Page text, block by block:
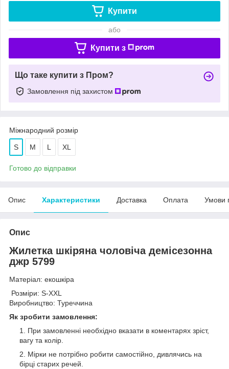
Купити
або
Купити з
Що таке купити з Пром?
Замовлення під захистом
Міжнародний розмір
S M L XL
Готово до відправки
Опис Характеристики Доставка Оплата Умови
Опис
Жилетка шкіряна чоловіча демісезонна
джр 5799
Матеріал: екошкіра
Розміри: S-XXL
Виробництво: Туреччина
Як зробити замовлення:
При замовленні необхідно вказати в коментарях зріст,
вагу та колір.
Мірки не потрібно робити самостійно, дивлячись на
бірці старих речей.